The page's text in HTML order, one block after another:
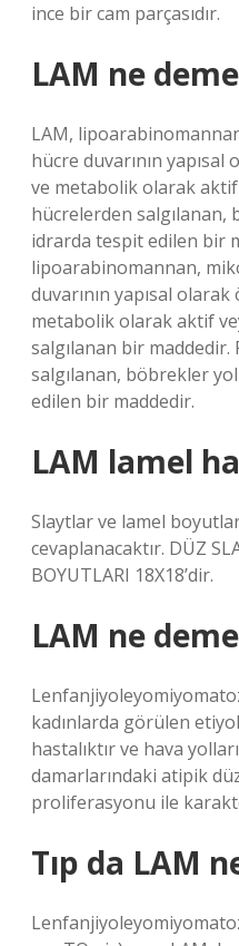
ince bir cam parçasıdır.
LAM ne
LAM,
hücre duvarının
ve metabolik olarak
hücrelerden salgılanan,
idrarda tespit edilen bir
lipoarabinomannan,
duvarının yapısal
metabolik olarak aktif
salgılanan bir maddedir.
salgılanan, böbrekler
edilen bir maddedir.
LAM lamel
Slaytlar ve lamel
cevaplanacaktır. DÜZ
BOYUTLARI 18X18’dir.
LAM ne
kadınlarda görülen
hastalıktır ve hava
damarlarındaki atipik
proliferasyonu ile
Tıp da LAM